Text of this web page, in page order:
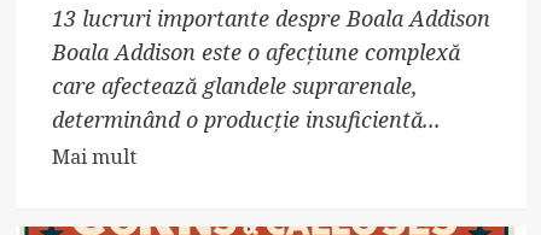
13 lucruri importante despre Boala Addison
Boala Addison este o afecțiune complexă
care afectează glandele suprarenale,
determinând o producție insuficientă...
Mai multRead